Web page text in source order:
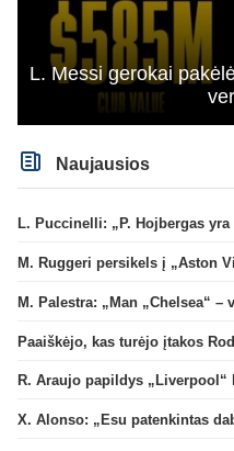
L. Messi gerokai
Naujausios
M. Ruggeri persikels į „Aston
R. Araujo papildys „Liverpool“